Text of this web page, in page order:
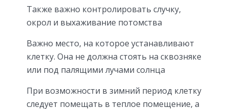
Также важно контролировать случку,
окрол и выхаживание потомства
Важно место, на которое устанавливают
клетку. Она не должна стоять на сквозняке
или под палящими лучами солнца
При возможности в зимний период клетку
следует помещать в теплое помещение, а